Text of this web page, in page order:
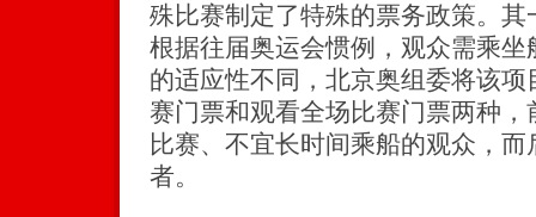
殊比赛制定了特殊的票务政策。
根据往届奥运会惯例，观众需乘
的适应性不同，北京奥组委将该
赛门票和观看全场比赛门票两种
比赛、不宜长时间乘船的观众，
者。